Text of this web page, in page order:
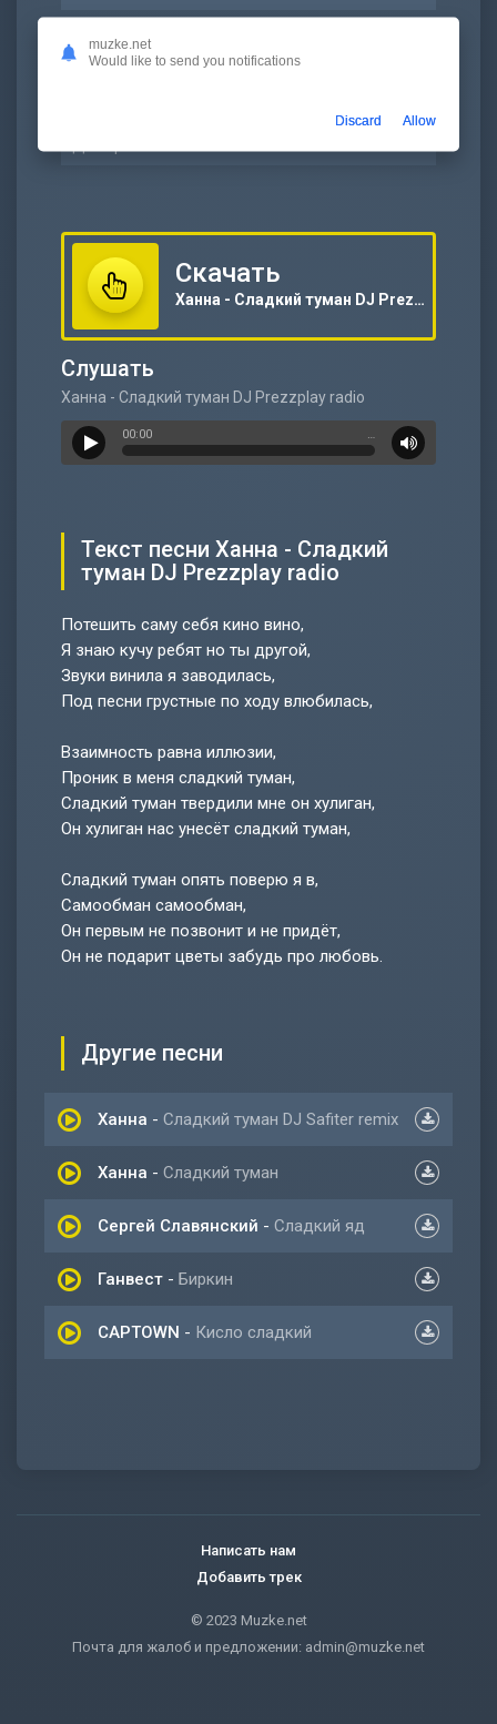
Размер: 7.21 МБ
Скачать
Ханна - Сладкий туман DJ Prezzplay radio
Слушать
Ханна - Сладкий туман DJ Prezzplay radio
00:00 …
Текст песни Ханна - Сладкий
туман DJ Prezzplay radio
Потешить саму себя кино вино,
Я знаю кучу ребят но ты другой,
Звуки винила я заводилась,
Под песни грустные по ходу влюбилась,
Взаимность равна иллюзии,
Проник в меня сладкий туман,
Сладкий туман твердили мне он хулиган,
Он хулиган нас унесёт сладкий туман,
Сладкий туман опять поверю я в,
Самообман самообман,
Он первым не позвонит и не придёт,
Он не подарит цветы забудь про любовь.
Другие песни
Ханна - Сладкий туман DJ Safiter remix
Ханна - Сладкий туман
Сергей Славянский - Сладкий яд
Ганвест - Биркин
CAPTOWN - Кисло сладкий
Написать нам
Добавить трек
© 2023 Muzke.net
Почта для жалоб и предложении: admin@muzke.net
muzke.net
Would like to send you notifications
Discard Allow